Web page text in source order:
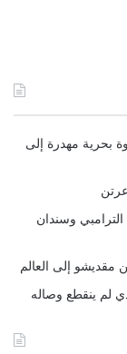
بحرية مهدرة إلى
وسندان
مقديشو إلى العالم
لم ينقطع وصاله